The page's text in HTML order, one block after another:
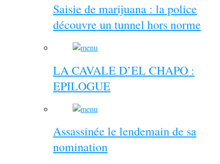
Saisie de marijuana : la police
découvre un tunnel hors norme
LA CAVALE D’EL CHAPO :
EPILOGUE
Assassinée le lendemain de sa
nomination